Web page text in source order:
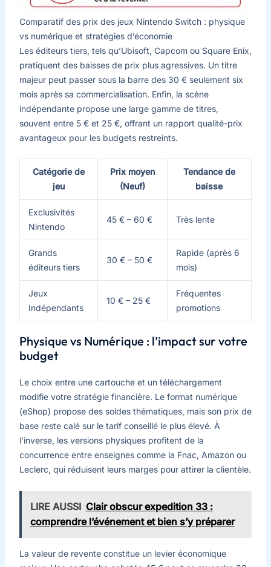
Comparatif des prix des jeux Nintendo Switch : physique
vs numérique et stratégies d’économie
Les éditeurs tiers, tels qu’Ubisoft, Capcom ou Square Enix,
pratiquent des baisses de prix plus agressives. Un titre
majeur peut passer sous la barre des 30 € seulement six
mois après sa commercialisation. Enfin, la scène
indépendante propose une large gamme de titres,
souvent entre 5 € et 25 €, offrant un rapport qualité-prix
avantageux pour les budgets restreints.
Catégorie de
jeu
Prix moyen
(Neuf)
Tendance de
baisse
Exclusivités
Nintendo
45 € – 60 € Très lente
Grands
éditeurs tiers
30 € – 50 €
Rapide (après 6
mois)
Jeux
Indépendants
10 € – 25 €
Fréquentes
promotions
Physique vs Numérique : l’impact sur votre
budget
Le choix entre une cartouche et un téléchargement
modifie votre stratégie financière. Le format numérique
(eShop) propose des soldes thématiques, mais son prix de
base reste calé sur le tarif conseillé le plus élevé. À
l’inverse, les versions physiques profitent de la
concurrence entre enseignes comme la Fnac, Amazon ou
Leclerc, qui réduisent leurs marges pour attirer la clientèle.
LIRE AUSSI Clair obscur expedition 33 :
comprendre l’événement et bien s’y préparer
La valeur de revente constitue un levier économique